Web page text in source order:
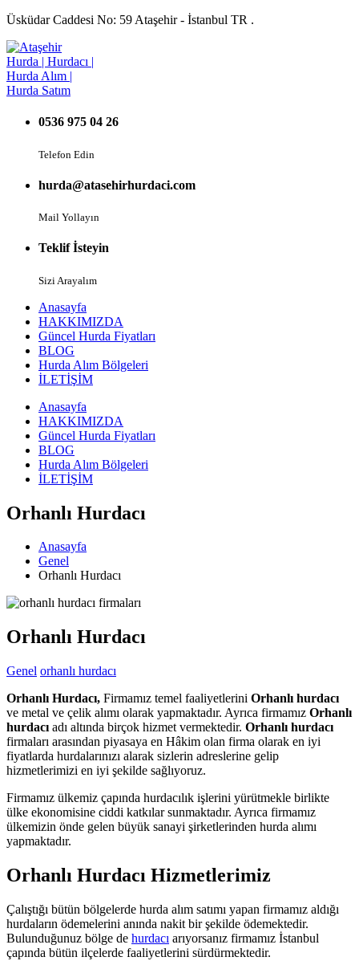
Üsküdar Caddesi No: 59 Ataşehir - İstanbul TR .
0536 975 04 26
Telefon Edin
hurda@atasehirhurdaci.com
Mail Yollayın
Teklif İsteyin
Sizi Arayalım
Anasayfa
HAKKIMIZDA
Güncel Hurda Fiyatları
BLOG
Hurda Alım Bölgeleri
İLETİŞİM
Anasayfa
HAKKIMIZDA
Güncel Hurda Fiyatları
BLOG
Hurda Alım Bölgeleri
İLETİŞİM
Orhanlı Hurdacı
Anasayfa
Genel
Orhanlı Hurdacı
Orhanlı Hurdacı
Genel orhanlı hurdacı
Orhanlı Hurdacı, Firmamız temel faaliyetlerini Orhanlı hurdacı
ve metal ve çelik alımı olarak yapmaktadır. Ayrıca firmamız Orhanlı
hurdacı adı altında birçok hizmet vermektedir. Orhanlı hurdacı
firmaları arasından piyasaya en Hâkim olan firma olarak en iyi
fiyatlarda hurdalarınızı alarak sizlerin adreslerine gelip
hizmetlerimizi en iyi şekilde sağlıyoruz.
Firmamız ülkemiz çapında hurdacılık işlerini yürütmekle birlikte
ülke ekonomisine ciddi katkılar sunmaktadır. Ayrıca firmamız
ülkemizin önde gelen büyük sanayi şirketlerinden hurda alımı
yapmaktadır.
Orhanlı Hurdacı Hizmetlerimiz
Çalıştığı bütün bölgelerde hurda alım satımı yapan firmamız aldığı
hurdaların ödemelerini anında nakit bir şekilde ödemektedir.
Bulunduğunuz bölge de hurdacı arıyorsanız firmamız İstanbul
çapında bütün ilçelerde faaliyetlerini sürdürmektedir.